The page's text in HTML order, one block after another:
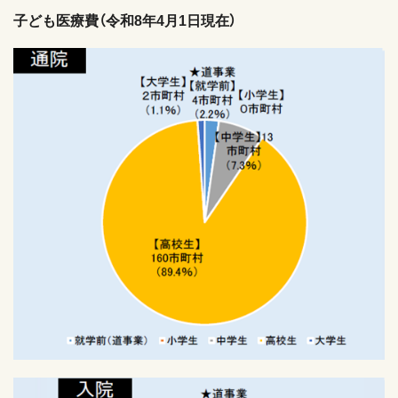
子ども医療費（令和8年4月1日現在）